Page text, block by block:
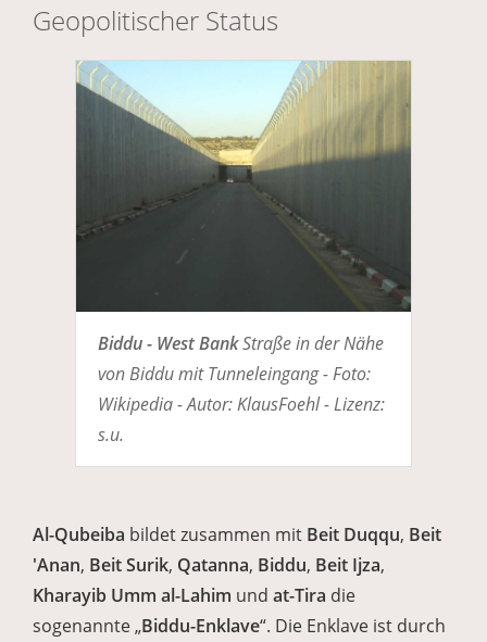
Geopolitischer Status
Biddu - West BankStraße in der Nähe
von Biddu mit Tunneleingang - Foto:
Wikipedia - Autor: KlausFoehl - Lizenz:
s.u.
Al-Qubeiba bildet zusammen mit Beit Duqqu, Beit
'Anan, Beit Surik, Qatanna, Biddu, Beit Ijza,
Kharayib Umm al-Lahim und at-Tira die
sogenannte „Biddu-Enklave“. Die Enklave ist durch